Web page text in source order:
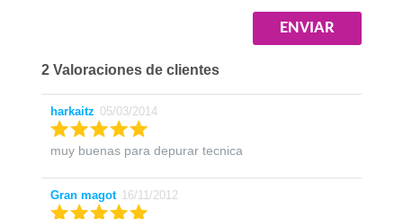
2 Valoraciones de clientes
harkaitz 05/03/2014
muy buenas para depurar tecnica
Gran magot 16/11/2012